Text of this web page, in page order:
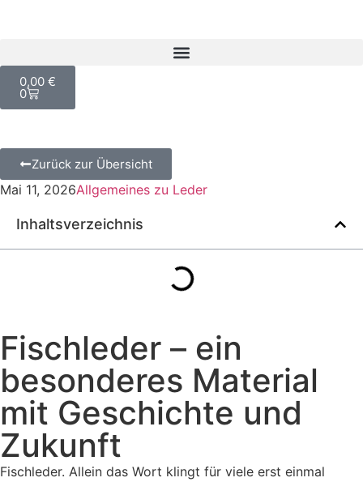
0,00 €
0
Zurück zur Übersicht
Mai 11, 2026Allgemeines zu Leder
Inhaltsverzeichnis
Fischleder – ein
besonderes Material
mit Geschichte und
Zukunft
Fischleder. Allein das Wort klingt für viele erst einmal